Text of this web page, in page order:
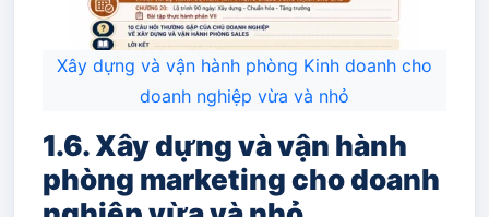
Xây dựng và vận hành phòng Kinh doanh cho
doanh nghiệp vừa và nhỏ
1.6. Xây dựng và vận hành
phòng marketing cho doanh